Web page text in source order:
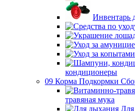
Инвентарь
кондиционеры
09 Корма Подкормки
травяная мука